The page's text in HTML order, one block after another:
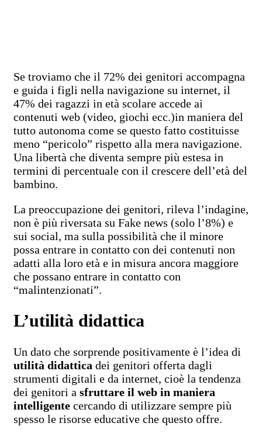
Se troviamo che il 72% dei genitori accompagna
e guida i figli nella navigazione su internet, il
47% dei ragazzi in età scolare accede ai
contenuti web (video, giochi ecc.)in maniera del
tutto autonoma come se questo fatto costituisse
meno “pericolo” rispetto alla mera navigazione.
Una libertà che diventa sempre più estesa in
termini di percentuale con il crescere dell’età del
bambino.
La preoccupazione dei genitori, rileva l’indagine,
non è più riversata su Fake news (solo l’8%) e
sui social, ma sulla possibilità che il minore
possa entrare in contatto con dei contenuti non
adatti alla loro età e in misura ancora maggiore
che possano entrare in contatto con
“malintenzionati”.
L’utilità didattica
Un dato che sorprende positivamente è l’idea di
utilità didattica dei genitori offerta dagli
strumenti digitali e da internet, cioè la tendenza
dei genitori a sfruttare il web in maniera
intelligente cercando di utilizzare sempre più
spesso le risorse educative che questo offre.